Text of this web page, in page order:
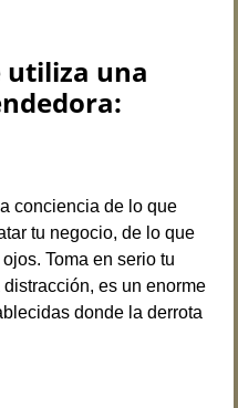
utiliza una
conciencia de lo que
tu negocio, de lo que
Toma en serio tu
es un enorme
donde la derrota